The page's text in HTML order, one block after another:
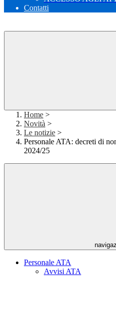
Contatti
Home >
Novità >
Le notizie >
Personale ATA: decreti di
2024/25
Personale ATA
Avvisi ATA